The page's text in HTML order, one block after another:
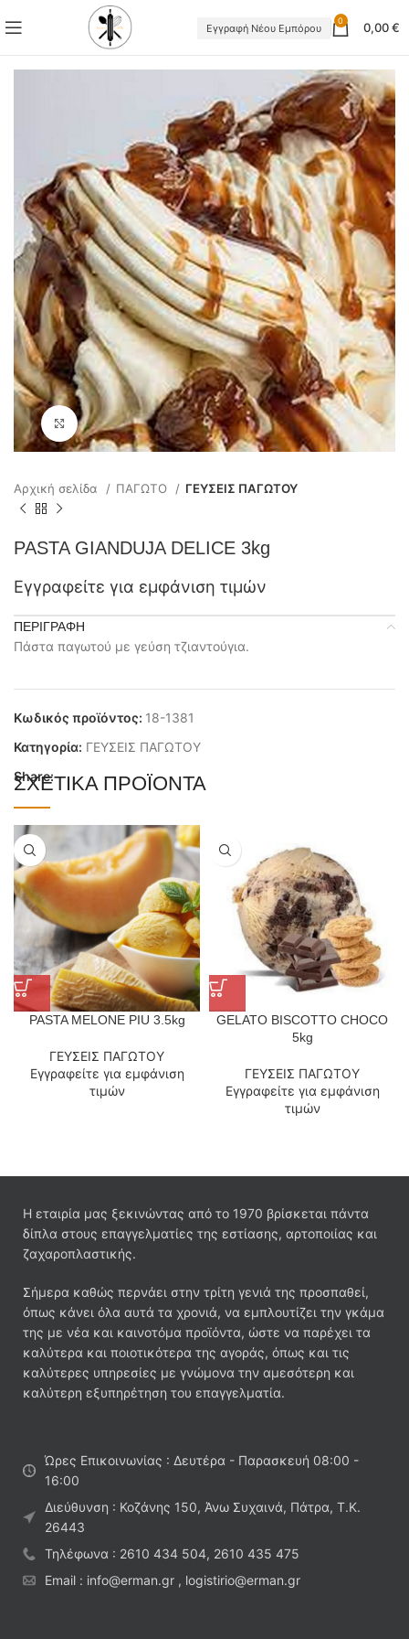
Εγγραφή Νέου Εμπόρου
0 0,00€
Click to enlarge
Αρχική σελίδα ΠΑΓΩΤΟ ΓΕΥΣΕΙΣ ΠΑΓΩΤΟΥ
PASTA GIANDUJA DELICE 3kg
Εγγραφείτε για εμφάνιση τιμών
ΠΕΡΙΓΡΑΦΉ
Πάστα παγωτού με γεύση τζιαντούγια.
Κωδικός προϊόντος: 18-1381
Κατηγορία: ΓΕΥΣΕΙΣ ΠΑΓΩΤΟΥ
Share:
ΣΧΕΤΙΚΆ ΠΡΟΪΌΝΤΑ
PASTA MELONE PIU 3.5kg
ΓΕΥΣΕΙΣ ΠΑΓΩΤΟΥ
Εγγραφείτε για εμφάνιση
τιμών
GELATO BISCOTTO CHOCO
5kg
ΓΕΥΣΕΙΣ ΠΑΓΩΤΟΥ
Εγγραφείτε για εμφάνιση
τιμών
Η εταιρία μας ξεκινώντας από το 1970 βρίσκεται πάντα
δίπλα στους επαγγελματίες της εστίασης, αρτοποιίας και
ζαχαροπλαστικής.
Σήμερα καθώς περνάει στην τρίτη γενιά της προσπαθεί,
όπως κάνει όλα αυτά τα χρονιά, να εμπλουτίζει την γκάμα
της με νέα και καινοτόμα προϊόντα, ώστε να παρέχει τα
καλύτερα και ποιοτικότερα της αγοράς, όπως και τις
καλύτερες υπηρεσίες με γνώμονα την αμεσότερη και
καλύτερη εξυπηρέτηση του επαγγελματία.
Ώρες Επικοινωνίας : Δευτέρα - Παρασκευή 08:00 -
16:00
Διεύθυνση : Κοζάνης 150, Άνω Συχαινά, Πάτρα, Τ.Κ.
26443
Τηλέφωνα : 2610 434 504, 2610 435 475
Email : info@erman.gr , logistirio@erman.gr